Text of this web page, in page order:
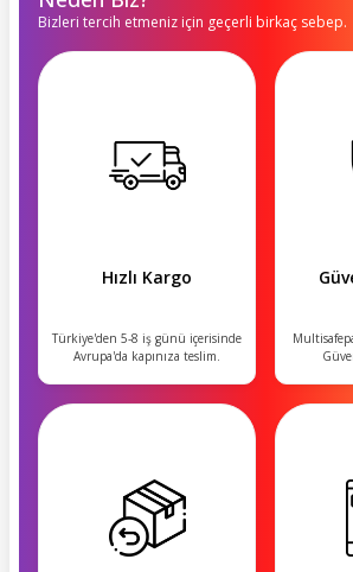
Bizleri tercih etmeniz için geçerli birkaç sebep.
Hızlı Kargo
Türkiye'den 5-8 iş günü içerisinde
Avrupa'da kapınıza teslim.